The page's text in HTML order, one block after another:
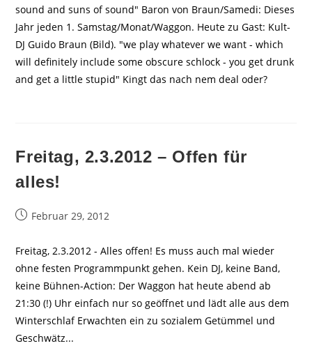
sound and suns of sound" Baron von Braun/Samedi: Dieses
Jahr jeden 1. Samstag/Monat/Waggon. Heute zu Gast: Kult-
DJ Guido Braun (Bild). "we play whatever we want - which
will definitely include some obscure schlock - you get drunk
and get a little stupid" Kingt das nach nem deal oder?
Freitag, 2.3.2012 – Offen für
alles!
BeitragFebruar 29, 2012
Freitag, 2.3.2012 - Alles offen! Es muss auch mal wieder
ohne festen Programmpunkt gehen. Kein DJ, keine Band,
keine Bühnen-Action: Der Waggon hat heute abend ab
21:30 (!) Uhr einfach nur so geöffnet und lädt alle aus dem
Winterschlaf Erwachten ein zu sozialem Getümmel und
Geschwätz...